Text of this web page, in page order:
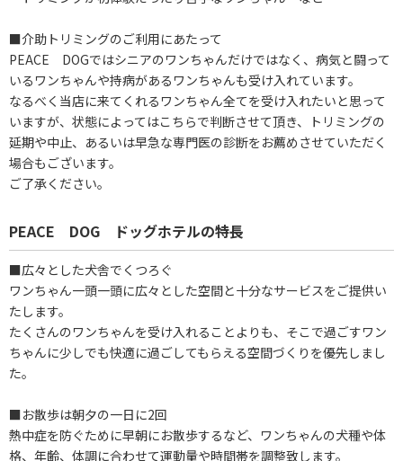
■介助トリミングのご利用にあたって
PEACE DOGではシニアのワンちゃんだけではなく、病気と闘って
いるワンちゃんや持病があるワンちゃんも受け入れています。
なるべく当店に来てくれるワンちゃん全てを受け入れたいと思って
いますが、状態によってはこちらで判断させて頂き、トリミングの
延期や中止、あるいは早急な専門医の診断をお薦めさせていただく
場合もございます。
ご了承ください。
PEACE DOG ドッグホテルの特長
■広々とした犬舎でくつろぐ
ワンちゃん一頭一頭に広々とした空間と十分なサービスをご提供い
たします。
たくさんのワンちゃんを受け入れることよりも、そこで過ごすワン
ちゃんに少しでも快適に過ごしてもらえる空間づくりを優先しまし
た。
■お散歩は朝夕の一日に2回
熱中症を防ぐために早朝にお散歩するなど、ワンちゃんの犬種や体
格、年齢、体調に合わせて運動量や時間帯を調整致します。